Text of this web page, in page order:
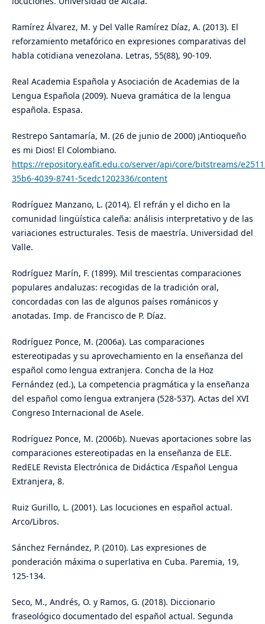
Ramírez Álvarez, M. y Del Valle Ramírez Díaz, A. (2013). El
reforzamiento metafórico en expresiones comparativas del
habla cotidiana venezolana. Letras, 55(88), 90-109.
Real Academia Española y Asociación de Academias de la
Lengua Española (2009). Nueva gramática de la lengua
española. Espasa.
Restrepo Santamaría, M. (26 de junio de 2000) ¡Antioqueño
es mi Dios! El Colombiano.
https://repository.eafit.edu.co/server/api/core/bitstreams/
35b6-4039-8741-5cedc1202336/content
Rodríguez Manzano, L. (2014). El refrán y el dicho en la
comunidad lingüística caleña: análisis interpretativo y de las
variaciones estructurales. Tesis de maestría. Universidad del
Valle.
Rodríguez Marín, F. (1899). Mil trescientas comparaciones
populares andaluzas: recogidas de la tradición oral,
concordadas con las de algunos países románicos y
anotadas. Imp. de Francisco de P. Díaz.
Rodríguez Ponce, M. (2006a). Las comparaciones
estereotipadas y su aprovechamiento en la enseñanza del
español como lengua extranjera. Concha de la Hoz
Fernández (ed.), La competencia pragmática y la enseñanza
del español como lengua extranjera (528-537). Actas del XVI
Congreso Internacional de Asele.
Rodríguez Ponce, M. (2006b). Nuevas aportaciones sobre las
comparaciones estereotipadas en la enseñanza de ELE.
RedELE Revista Electrónica de Didáctica /Español Lengua
Extranjera, 8.
Ruiz Gurillo, L. (2001). Las locuciones en español actual.
Arco/Libros.
Sánchez Fernández, P. (2010). Las expresiones de
ponderación máxima o superlativa en Cuba. Paremia, 19,
125-134.
Seco, M., Andrés, O. y Ramos, G. (2018). Diccionario
fraseológico documentado del español actual. Segunda